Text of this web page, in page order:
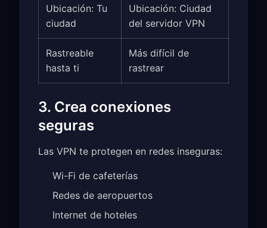
Ubicación: Tu
ciudad
Ubicación: Ciudad
del servidor VPN
Rastreable
hasta ti
Más difícil de
rastrear
3. Crea conexiones
seguras
Las VPN te protegen en redes inseguras:
Wi-Fi de cafeterías
Redes de aeropuertos
Internet de hoteles